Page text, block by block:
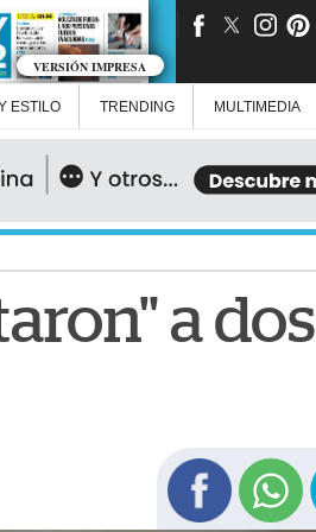
VERSIÓN IMPRESA
ESTILO TRENDING MULTIMEDIA
a dos